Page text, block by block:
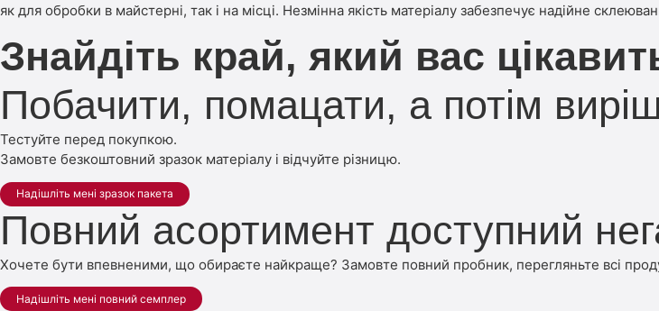
як для обробки в майстерні, так і на місці. Незмінна якість матеріалу забезпечує надійне
Знайдіть край, який вас
Побачити, помацати, а потім
Тестуйте перед покупкою.
Замовте безкоштовний зразок матеріалу і відчуйте різницю.
Надішліть мені зразок пакета
Повний асортимент доступний
Хочете бути впевненими, що обираєте найкраще? Замовте повний пробник, перегляньте всі
Надішліть мені повний семплер